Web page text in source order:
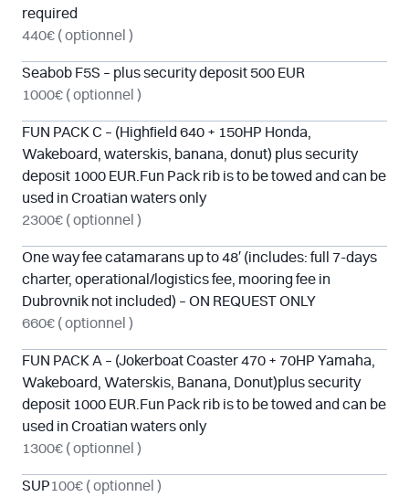
required
440€ ( optionnel )
Seabob F5S – plus security deposit 500 EUR
1000€ ( optionnel )
FUN PACK C – (Highfield 640 + 150HP Honda,
Wakeboard, waterskis, banana, donut) plus security
deposit 1000 EUR.Fun Pack rib is to be towed and can be
used in Croatian waters only
2300€ ( optionnel )
One way fee catamarans up to 48′ (includes: full 7-days
charter, operational/logistics fee, mooring fee in
Dubrovnik not included) – ON REQUEST ONLY
660€ ( optionnel )
FUN PACK A – (Jokerboat Coaster 470 + 70HP Yamaha,
Wakeboard, Waterskis, Banana, Donut)plus security
deposit 1000 EUR.Fun Pack rib is to be towed and can be
used in Croatian waters only
1300€ ( optionnel )
SUP100€ ( optionnel )